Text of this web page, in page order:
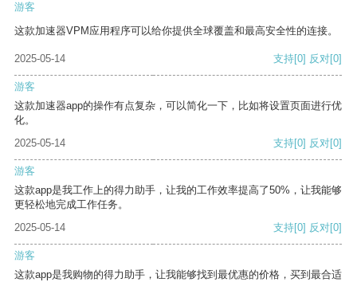
游客
这款加速器VPM应用程序可以给你提供全球覆盖和最高安全性的连接。
2025-05-14 支持[0] 反对[0]
游客
这款加速器app的操作有点复杂，可以简化一下，比如将设置页面进行优
化。
2025-05-14
支持[0] 反对[0]
游客
这款app是我工作上的得力助手，让我的工作效率提高了50%，让我能够
更轻松地完成工作任务。
2025-05-14
支持[0] 反对[0]
游客
这款app是我购物的得力助手，让我能够找到最优惠的价格，买到最合适